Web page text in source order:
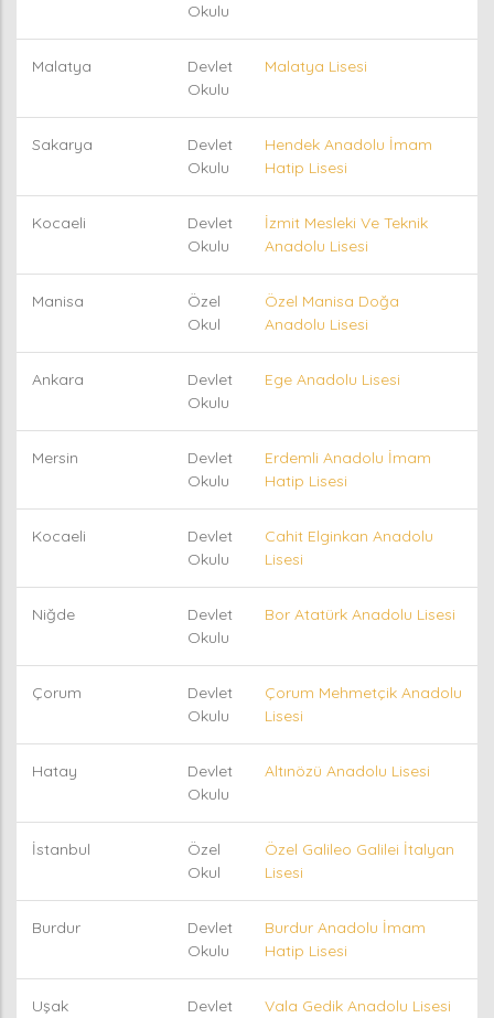
Okulu
Malatya
Devlet
Okulu
Malatya Lisesi
Sakarya
Devlet
Okulu
Hendek Anadolu İmam
Hatip Lisesi
Kocaeli
Devlet
Okulu
İzmit Mesleki Ve Teknik
Anadolu Lisesi
Manisa
Özel
Okul
Özel Manisa Doğa
Anadolu Lisesi
Ankara
Devlet
Okulu
Ege Anadolu Lisesi
Mersin
Devlet
Okulu
Erdemli Anadolu İmam
Hatip Lisesi
Kocaeli
Devlet
Okulu
Cahit Elginkan Anadolu
Lisesi
Niğde
Devlet
Okulu
Bor Atatürk Anadolu Lisesi
Çorum
Devlet
Okulu
Çorum Mehmetçik Anadolu
Lisesi
Hatay
Devlet
Okulu
Altınözü Anadolu Lisesi
İstanbul
Özel
Okul
Özel Galileo Galilei İtalyan
Lisesi
Burdur
Devlet
Okulu
Burdur Anadolu İmam
Hatip Lisesi
Uşak
Devlet
Vala Gedik Anadolu Lisesi